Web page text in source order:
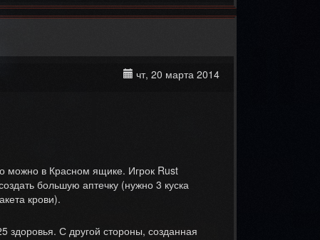
чт, 20 марта 2014
можно в Красном ящике. Игрок Rust
большую аптечку (нужно 3 куска
крови).
здоровья. С другой стороны, созданная